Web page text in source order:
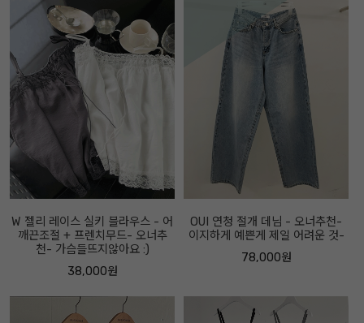
W 젤리 레이스 실키 블라우스 - 어
깨끈조절 + 프렌치무드- 오너추
천- 가슴들뜨지않아요 :)
38,000원
OUI 연청 절개 데님 - 오너추천-
이지하게 예쁜게 제일 어려운 것-
78,000원